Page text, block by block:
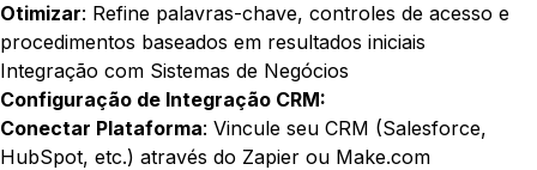
Otimizar: Refine palavras-chave, controles de acesso e
procedimentos baseados em resultados iniciais
Integração com Sistemas de Negócios
Configuração de Integração CRM:
Conectar Plataforma: Vincule seu CRM (Salesforce,
HubSpot, etc.) através do Zapier ou Make.com